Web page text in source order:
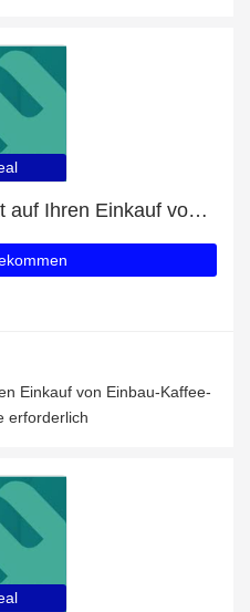
Erhalten Sie 47% Rabatt auf Ihren Einkauf von Einbau-Kaffee-Vollautomaten
Einkauf von Einbau-Kaffee-
erforderlich